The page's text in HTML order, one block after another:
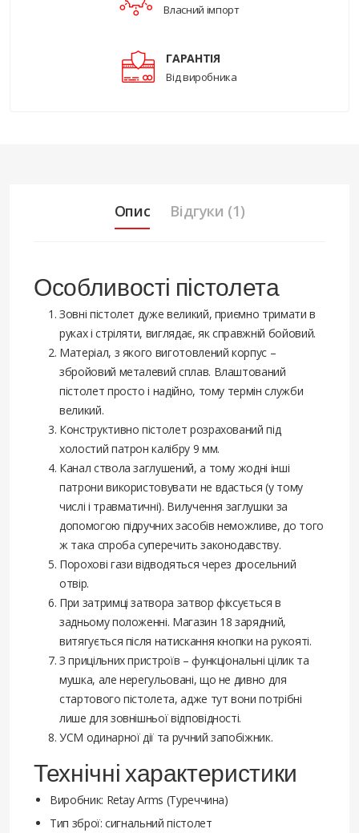
Власний імпорт
ГАРАНТІЯ
Від виробника
Опис Відгуки (1)
Особливості пістолета
Зовні пістолет дуже великий, приємно тримати в
руках і стріляти, виглядає, як справжній бойовий.
Матеріал, з якого виготовлений корпус –
збройовий металевий сплав. Влаштований
пістолет просто і надійно, тому термін служби
великий.
Конструктивно пістолет розрахований під
холостий патрон калібру 9 мм.
Канал ствола заглушений, а тому жодні інші
патрони використовувати не вдасться (у тому
числі і травматичні). Вилучення заглушки за
допомогою підручних засобів неможливе, до того
ж така спроба суперечить законодавству.
Порохові гази відводяться через дросельний
отвір.
При затримці затвора затвор фіксується в
задньому положенні. Магазин 18 зарядний,
витягується після натискання кнопки на рукояті.
З прицільних пристроїв – функціональні цілик та
мушка, але нерегульовані, що не дивно для
стартового пістолета, адже тут вони потрібні
лише для зовнішньої відповідності.
УСМ одинарної дії та ручний запобіжник.
Технічні характеристики
Виробник: Retay Arms (Туреччина)
Тип зброї: сигнальний пістолет